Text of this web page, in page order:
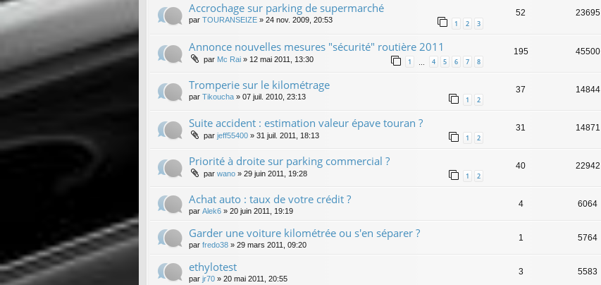
Accrochage sur parking de supermarché
par TOURANSEIZE » 24 nov. 2009, 20:53 1 2 3
52 23695
Annonce nouvelles mesures "sécurité" routière 2011
par Mc Rai » 12 mai 2011, 13:30 1 4 5 6 7 8
195 45500
Tromperie sur le kilométrage
par Tikoucha » 07 juil. 2010, 23:13 1 2
37 14844
Suite accident : estimation valeur épave touran ?
par jeff55400 » 31 juil. 2011, 18:13 1 2
31 14871
Priorité à droite sur parking commercial ?
par wano » 29 juin 2011, 19:28 1 2
40 22942
Achat auto : taux de votre crédit ?
par Alek6 » 20 juin 2011, 19:19
4 6064
Garder une voiture kilométrée ou s'en séparer ?
par fredo38 » 29 mars 2011, 09:20
1 5764
ethylotest
par jr70 » 20 mai 2011, 20:55
3 5583